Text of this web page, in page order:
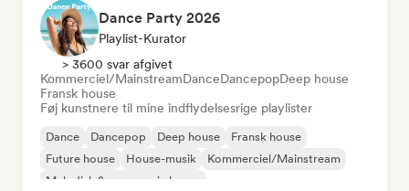
Dance Party 2026
Playlist-Kurator
> 3600 svar afgivet
Kommerciel/MainstreamDanceDancepopDeep house
Fransk house
Føj kunstnere til mine indflydelsesrige playlister
Dance Dancepop Deep house
Fransk house
Future house
House-musik
Kommerciel/Mainstream
Melodisk & progressiv house